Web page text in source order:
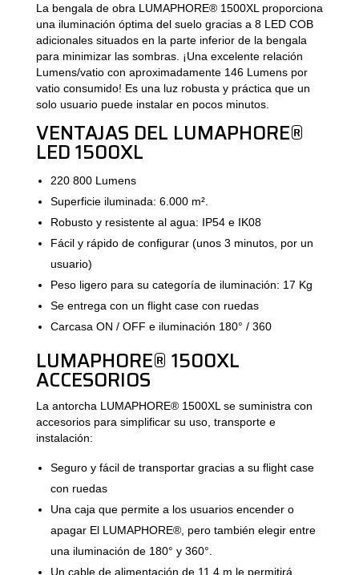
La bengala de obra LUMAPHORE® 1500XL proporciona
una iluminación óptima del suelo gracias a 8 LED COB
adicionales situados en la parte inferior de la bengala
para minimizar las sombras. ¡Una excelente relación
Lumens/vatio con aproximadamente 146 Lumens por
vatio consumido! Es una luz robusta y práctica que un
solo usuario puede instalar en pocos minutos.
VENTAJAS DEL LUMAPHORE®
LED 1500XL
220 800 Lumens
Superficie iluminada: 6.000 m².
Robusto y resistente al agua: IP54 e IK08
Fácil y rápido de configurar (unos 3 minutos, por un
usuario)
Peso ligero para su categoría de iluminación: 17 Kg
Se entrega con un flight case con ruedas
Carcasa ON / OFF e iluminación 180° / 360
LUMAPHORE® 1500XL
ACCESORIOS
La antorcha LUMAPHORE® 1500XL se suministra con
accesorios para simplificar su uso, transporte e
instalación:
Seguro y fácil de transportar gracias a su flight case
con ruedas
Una caja que permite a los usuarios encender o
apagar El LUMAPHORE®, pero también elegir entre
una iluminación de 180° y 360°.
Un cable de alimentación de 11,4 m le permitirá